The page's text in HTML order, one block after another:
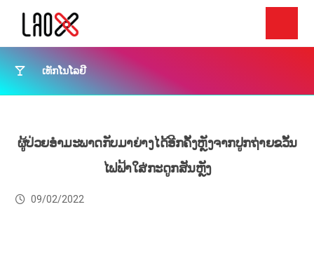
ເທັກໂນໂລຢີ
ຜູ້ປ່ວຍອຳມະພາດກັບມາຍ່າງໄດ້ອີກຄັ້ງຫຼັງຈາກປູກຖ່າຍຂວັ້ນ
ໄຟຟ້າໃສ່ກະດູກສັນຫຼັງ
09/02/2022